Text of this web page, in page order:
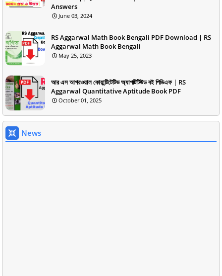
Answers
June 03, 2024
RS Aggarwal Math Book Bengali PDF Download | RS
Aggarwal Math Book Bengali
May 25, 2023
আর এস আগরওয়াল কোয়ান্টিটেটিভ অ্যাপটিটিউড বই পিডিএফ | RS
Aggarwal Quantitative Aptitude Book PDF
October 01, 2025
News